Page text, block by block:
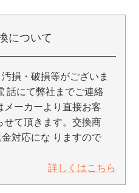
について
損・破損等がございま
話にて弊社までご連絡
メーカーより直接お客
せて頂きます。交換商
対応にな りますので
詳しくはこちら